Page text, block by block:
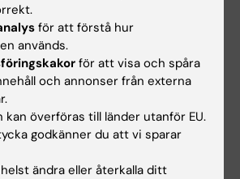
K; Frisk T; Sabel M;
Giraud G; Wille J; Pronk CJ;
M; Fili M; Stalhammar G;
S; Poluha A; Gonzalez CM;
A; Ekholm K; Kuchinskaya
Shamikh A; Mertens F;
E; Grillner P; Sandgren J;
DG; Nordgren A
Pediatrik
för att förstå hur
används.
för att visa och spåra
och annonser från externa
överföras till länder utanför EU.
godkänner du att vi sparar
ändra eller återkalla ditt